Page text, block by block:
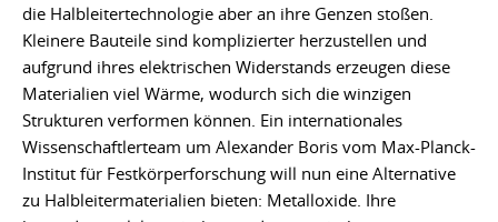
die Halbleitertechnologie aber an ihre Genzen stoßen.
Kleinere Bauteile sind komplizierter herzustellen und
aufgrund ihres elektrischen Widerstands erzeugen diese
Materialien viel Wärme, wodurch sich die winzigen
Strukturen verformen können. Ein internationales
Wissenschaftlerteam um Alexander Boris vom Max-Planck-
Institut für Festkörperforschung will nun eine Alternative
zu Halbleitermaterialien bieten: Metalloxide. Ihre